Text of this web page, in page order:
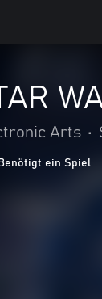
Arts •
Benötigt ein Spiel